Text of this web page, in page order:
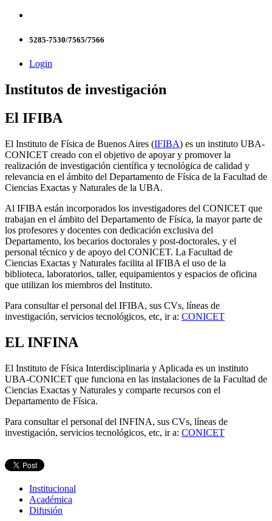
5285-7530/7565/7566
Login
Institutos de investigación
El IFIBA
El Instituto de Física de Buenos Aires (IFIBA) es un instituto UBA-
CONICET creado con el objetivo de apoyar y promover la
realización de investigación científica y tecnológica de calidad y
relevancia en el ámbito del Departamento de Física de la Facultad de
Ciencias Exactas y Naturales de la UBA.
Al IFIBA están incorporados los investigadores del CONICET que
trabajan en el ámbito del Departamento de Física, la mayor parte de
los profesores y docentes con dedicación exclusiva del
Departamento, los becarios doctorales y post-doctorales, y el
personal técnico y de apoyo del CONICET. La Facultad de
Ciencias Exactas y Naturales facilita al IFIBA el uso de la
biblioteca, laboratorios, taller, equipamientos y espacios de oficina
que utilizan los miembros del Instituto.
Para consultar el personal del IFIBA, sus CVs, líneas de
investigación, servicios tecnológicos, etc, ir a: CONICET
EL INFINA
El Instituto de Física Interdisciplinaria y Aplicada es un instituto
UBA-CONICET que funciona en las instalaciones de la Facultad de
Ciencias Exactas y Naturales y comparte recursos con el
Departamento de Física.
Para consultar el personal del INFINA, sus CVs, líneas de
investigación, servicios tecnológicos, etc, ir a: CONICET
Institucional
Académica
Difusión